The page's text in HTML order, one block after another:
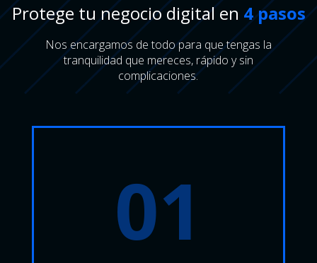
Protege tu negocio digital en 4 pasos
Nos encargamos de todo para que tengas la
tranquilidad que mereces, rápido y sin
complicaciones.
01